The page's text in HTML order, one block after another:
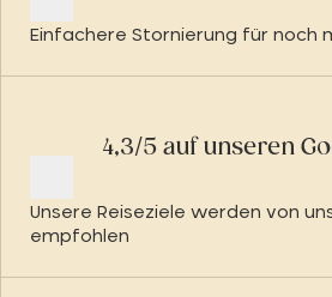
Einfachere Stornierung für noch
4,3/5 auf unseren
Unsere Reiseziele werden von
empfohlen